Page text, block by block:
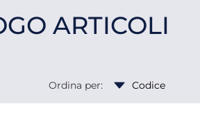
ARTICOLI
Ordina per: